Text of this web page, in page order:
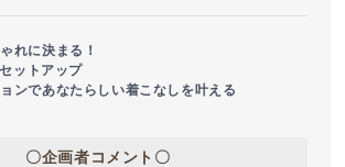
れに決まる！
ットアップ
ンであなたらしい着こなしを叶える
〇企画者コメント〇